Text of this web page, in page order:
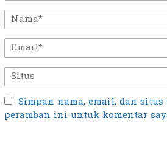
Simpan nama, email, dan situs
peramban ini untuk komentar